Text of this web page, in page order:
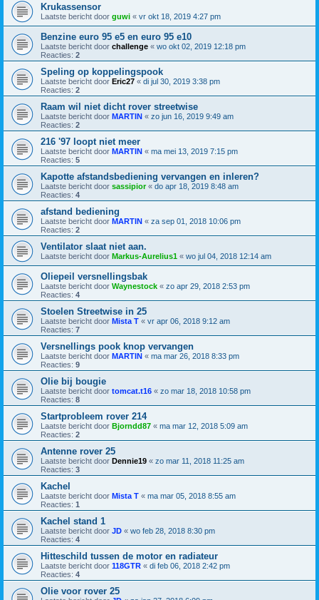
Krukassensor
Laatste bericht door guwi « vr okt 18, 2019 4:27 pm
Benzine euro 95 e5 en euro 95 e10
Laatste bericht door challenge « wo okt 02, 2019 12:18 pm
Reacties: 2
Speling op koppelingspook
Laatste bericht door Eric27 « di jul 30, 2019 3:38 pm
Reacties: 2
Raam wil niet dicht rover streetwise
Laatste bericht door MARTIN « zo jun 16, 2019 9:49 am
Reacties: 2
216 '97 loopt niet meer
Laatste bericht door MARTIN « ma mei 13, 2019 7:15 pm
Reacties: 5
Kapotte afstandsbediening vervangen en inleren?
Laatste bericht door sassipior« do apr 18, 2019 8:48 am
Reacties: 4
afstand bediening
Laatste bericht door MARTIN « za sep 01, 2018 10:06 pm
Reacties: 2
Ventilator slaat niet aan.
Laatste bericht door Markus-Aurelius1 « wo jul 04, 2018 12:14 am
Oliepeil versnellingsbak
Laatste bericht door Waynestock « zo apr 29, 2018 2:53 pm
Reacties: 4
Stoelen Streetwise in 25
Laatste bericht door Mista T « vr apr 06, 2018 9:12 am
Reacties: 7
Versnellings pook knop vervangen
Laatste bericht door MARTIN « ma mar 26, 2018 8:33 pm
Reacties: 9
Olie bij bougie
Laatste bericht door tomcat.t16 « zo mar 18, 2018 10:58 pm
Reacties: 8
Startprobleem rover 214
Laatste bericht door Bjorndd87 « ma mar 12, 2018 5:09 am
Reacties: 2
Antenne rover 25
Laatste bericht door Dennie19 « zo mar 11, 2018 11:25 am
Reacties: 3
Kachel
Laatste bericht door Mista T « ma mar 05, 2018 8:55 am
Reacties: 1
Kachel stand 1
Laatste bericht door JD « wo feb 28, 2018 8:30 pm
Reacties: 4
Hitteschild tussen de motor en radiateur
Laatste bericht door 118GTR « di feb 06, 2018 2:42 pm
Reacties: 4
Olie voor rover 25